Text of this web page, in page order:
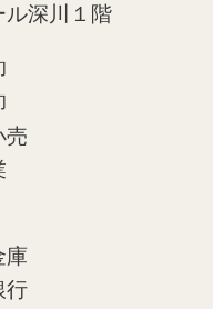
ル深川１階
売
庫
行